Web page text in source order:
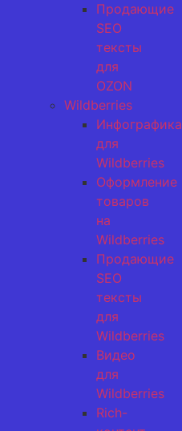
Продающие
SEO
тексты
для
OZON
Wildberries
Инфографика
для
Wildberries
Оформление
товаров
на
Wildberries
Продающие
SEO
тексты
для
Wildberries
Видео
для
Wildberries
Rich-